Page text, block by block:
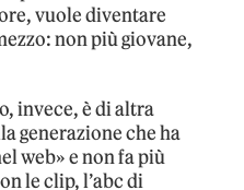
vuole diventare
non più giovane,
invece, è di altra
generazione che ha
web» e non fa più
le clip, l’abc di